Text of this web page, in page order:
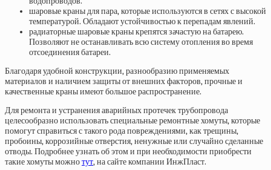
шаровые краны для пара, которые используются в сетях с высокой
температурой. Обладают устойчивостью к перепадам явлений.
радиаторные шаровые краны крепятся зачастую на батарею.
Позволяют не останавливать всю систему отопления во время
отсоединения батареи.
Благодаря удобной конструкции, разнообразию применяемых
материалов и наличием защиты от внешних факторов, прочные и
качественные краны имеют большое распространение.
Для ремонта и устранения аварийных протечек трубопровода
целесообразно использовать специальные ремонтные хомуты, которые
помогут справиться с такого рода повреждениями, как трещины,
пробоины, коррозийные отверстия, ненужные или случайно сделанные
отводы. Подробнее узнать об этом и при необходимости приобрести
такие хомуты можнотут, на сайте компании ИнжПласт.